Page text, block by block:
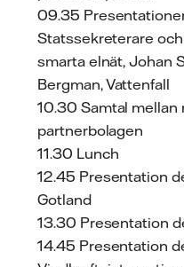
09.35
Statssekreterare
smarta elnät, Johan
Bergman, Vattenfall
10.30 Samtal
partnerbolagen
11.30 Lunch
12.45 Presentation
Gotland
13.30 Presentation
14.45 Presentation